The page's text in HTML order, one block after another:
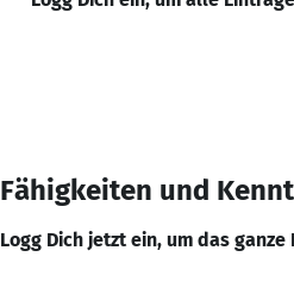
Fähigkeiten und
Logg Dich jetzt ein, um das